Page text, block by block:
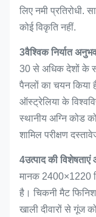
लिए नमी प्रतिरोधी.
कोई विकृति नहीं.
3वैश्विक निर्यात
30 से अधिक देशों के
पैनलों का चयन किया
ऑस्ट्रेलिया के
स्थानीय अग्नि कोड
शामिल परीक्षण
4उत्पाद की
मानक 2400×1220
है। चिकनी मैट
खाली दीवारों से गूंज